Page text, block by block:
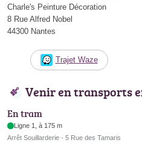
Charle's Peinture Décoration
8 Rue Alfred Nobel
44300 Nantes
Trajet Waze
Venir en transports
En tram
Ligne 1, à 175 m
Arrêt Souillarderie - 5 Rue des Tamaris